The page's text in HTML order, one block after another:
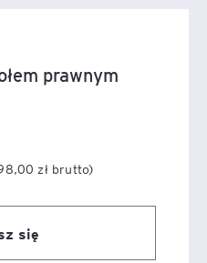
prawnym
zł brutto)
się